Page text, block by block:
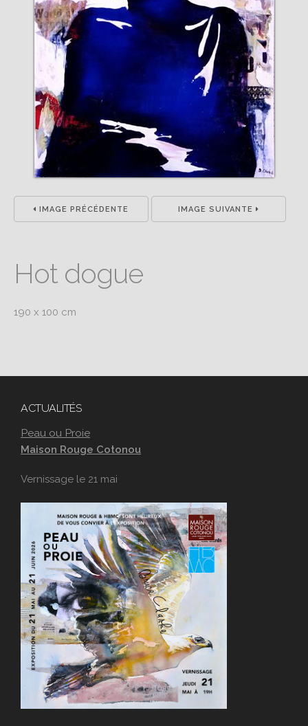
IMAGE PRÉCÉDENTE IMAGE SUIVANTE
Hot dogue
190 x 100 cm
ACTUALITÉS
Peau ou Proie
Maison Rouge Cotonou
Vernissage le 21 mai